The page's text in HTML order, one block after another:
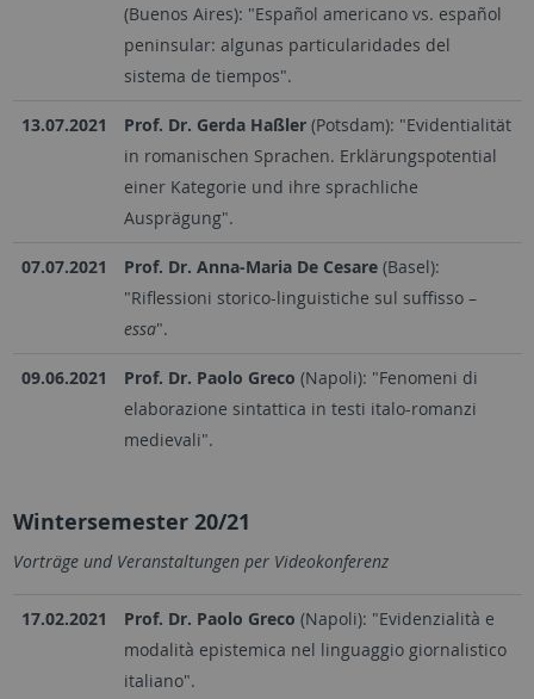
(Buenos Aires): "Español americano vs. español
peninsular: algunas particularidades del
sistema de tiempos".
13.07.2021 Prof. Dr. Gerda Haßler(Potsdam): "Evidentialität
in romanischen Sprachen. Erklärungspotential
einer Kategorie und ihre sprachliche
Ausprägung".
07.07.2021 Prof. Dr. Anna-Maria De Cesare(Basel):
"Riflessioni storico-linguistiche sul suffisso –
essa".
09.06.2021 Prof. Dr. Paolo Greco (Napoli): "Fenomeni di
elaborazione sintattica in testi italo-romanzi
medievali".
Wintersemester 20/21
Vorträge und Veranstaltungen per Videokonferenz
17.02.2021 Prof. Dr. Paolo Greco (Napoli): "Evidenzialità e
modalità epistemica nel linguaggio giornalistico
italiano".